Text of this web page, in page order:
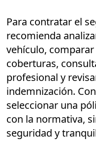
Para contratar el
recomienda
vehículo,
coberturas,
profesional y
indemnización.
seleccionar una
con la normativa,
seguridad y